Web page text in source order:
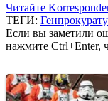
Читайте
ТЕГИ:
Если вы заметили
нажмите Ctrl+Enter,